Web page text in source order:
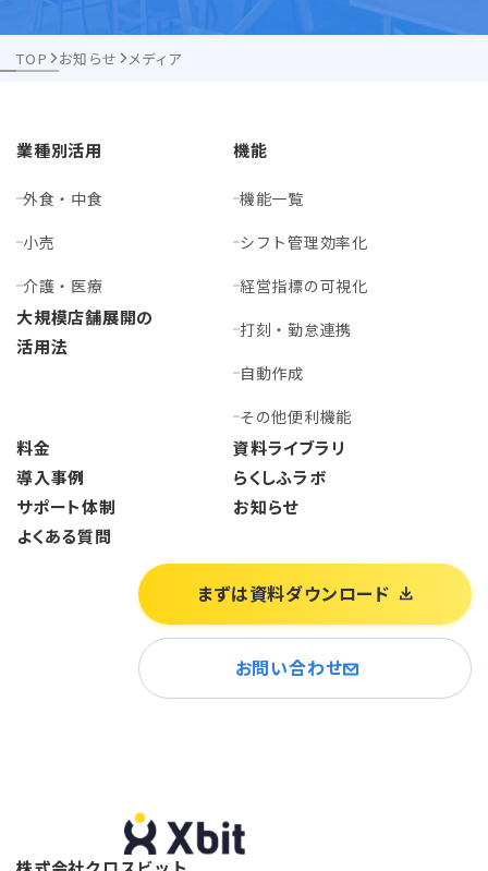
TOP お知らせ メディア
業種別活用
外食・中食
小売
介護・医療
大規模店舗展開の
活用法
機能
機能一覧
シフト管理効率化
経営指標の可視化
打刻・勤怠連携
自動作成
その他便利機能
料金
導入事例
サポート体制
よくある質問
資料ライブラリ
らくしふラボ
お知らせ
まずは資料ダウンロード
お問い合わせ